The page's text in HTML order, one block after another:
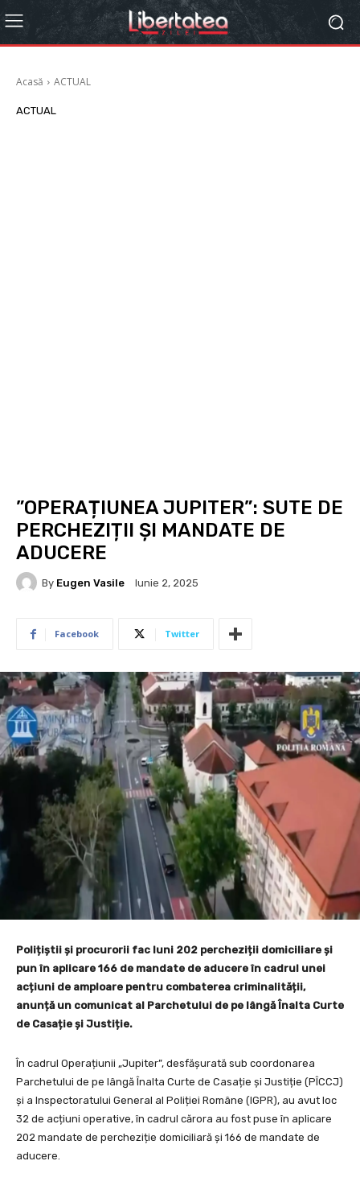
Acasă ACTUAL
ACTUAL
”OPERAȚIUNEA JUPITER”: SUTE DE
PERCHEZIȚII ȘI MANDATE DE
ADUCERE
By Eugen Vasile Iunie 2, 2025
Facebook Twitter
Polițiștii și procurorii fac luni 202 percheziții domiciliare și
pun în aplicare 166 de mandate de aducere în cadrul unei
acțiuni de amploare pentru combaterea criminalității,
anunță un comunicat al Parchetului de pe lângă Înalta Curte
de Casație și Justiție.
În cadrul Operațiunii „Jupiter”, desfășurată sub coordonarea
Parchetului de pe lângă Înalta Curte de Casație și Justiție (PÎCCJ)
și a Inspectoratului General al Poliției Române (IGPR), au avut loc
32 de acțiuni operative, în cadrul cărora au fost puse în aplicare
202 mandate de percheziție domiciliară și 166 de mandate de
aducere.